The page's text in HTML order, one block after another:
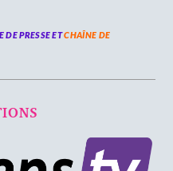
DE PRESSE ETCHAÎNE DE